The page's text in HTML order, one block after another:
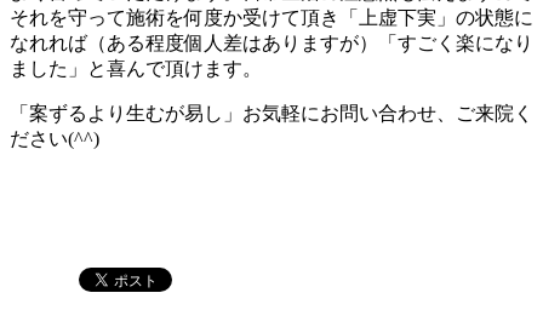
それを守って施術を何度か受けて頂き「上虚下実」の状態に
なれれば（ある程度個人差はありますが）「すごく楽になり
ました」と喜んで頂けます。
「案ずるより生むが易し」お気軽にお問い合わせ、ご来院く
ださい(^^)